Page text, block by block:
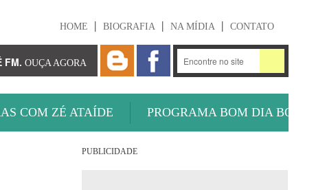
HOME BIOGRAFIA NA MÍDIA CONTATO
FM. OUÇA AGORA
COM ZÉ ATAÍDE PROGRAMA BOM DIA BOLA
PUBLICIDADE